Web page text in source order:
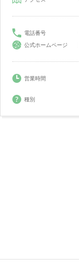
電話番号
公式ホームページ
営業時間
種別